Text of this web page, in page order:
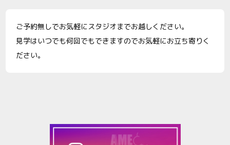
ご予約無しでお気軽にスタジオまでお越しください。
見学はいつでも何回でもできますのでお気軽にお立ち寄りく
ださい。